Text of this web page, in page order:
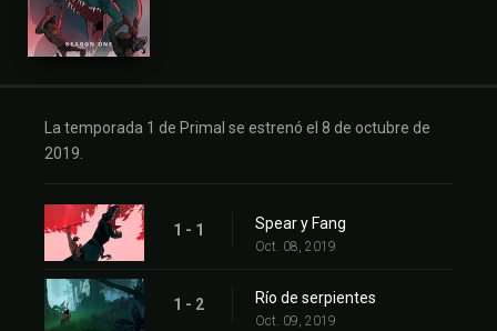
La temporada 1 de Primal se estrenó el 8 de octubre de
2019.
1 - 1 Spear y Fang
Oct. 08, 2019
1 - 2 Río de serpientes
Oct. 09, 2019